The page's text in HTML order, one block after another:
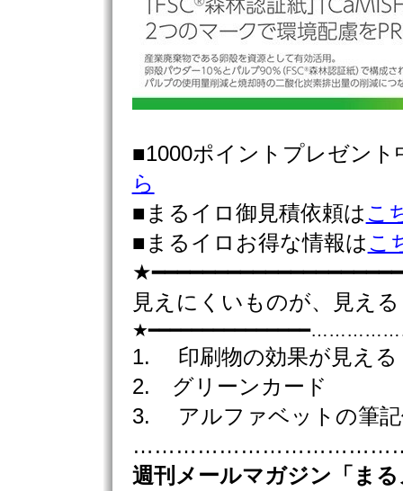
■1000ポイントプレゼン
ら
■まるイロ御見積依頼はこ
■まるイロお得な情報はこ
見えにくいものが、見える
1. 印刷物の効果が見える
2. グリーンカード
3. アルファベットの筆記
週刊 メールマガジン「ま